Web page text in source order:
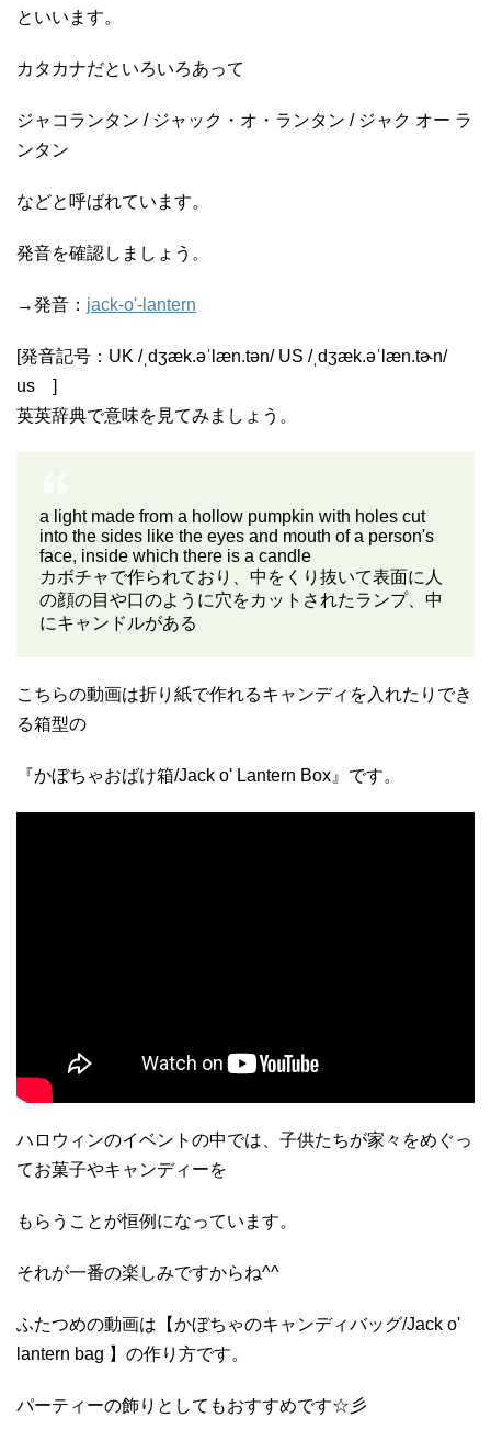
といいます。
カタカナだといろいろあって
ジャコランタン / ジャック・オ・ランタン / ジャク オー ラ
ンタン
などと呼ばれています。
発音を確認しましょう。
→発音： jack-o'-lantern
[発音記号：UK /ˌdʒæk.əˈlæn.tən/ US /ˌdʒæk.əˈlæn.tɚn/
us ]
英英辞典で意味を見てみましょう。
a light made from a hollow pumpkin with holes cut
into the sides like the eyes and mouth of a person's
face, inside which there is a candle
カボチャで作られており、中をくり抜いて表面に人
の顔の目や口のように穴をカットされたランプ、中
にキャンドルがある
こちらの動画は折り紙で作れるキャンディを入れたりでき
る箱型の
『かぼちゃおばけ箱/Jack o' Lantern Box』です。
ハロウィンのイベントの中では、子供たちが家々をめぐっ
てお菓子やキャンディーを
もらうことが恒例になっています。
それが一番の楽しみですからね^^
ふたつめの動画は【かぼちゃのキャンディバッグ/Jack o'
lantern bag 】の作り方です。
パーティーの飾りとしてもおすすめです☆彡